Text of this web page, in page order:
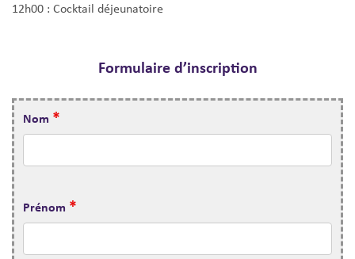
12h00 : Cocktail déjeunatoire
Formulaire d’inscription
Nom *
Prénom *